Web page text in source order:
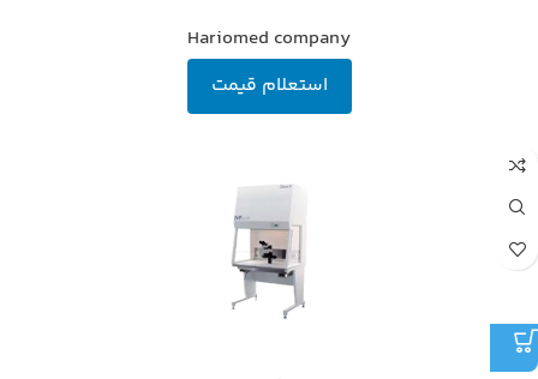
Hariomed company
استعلام قیمت